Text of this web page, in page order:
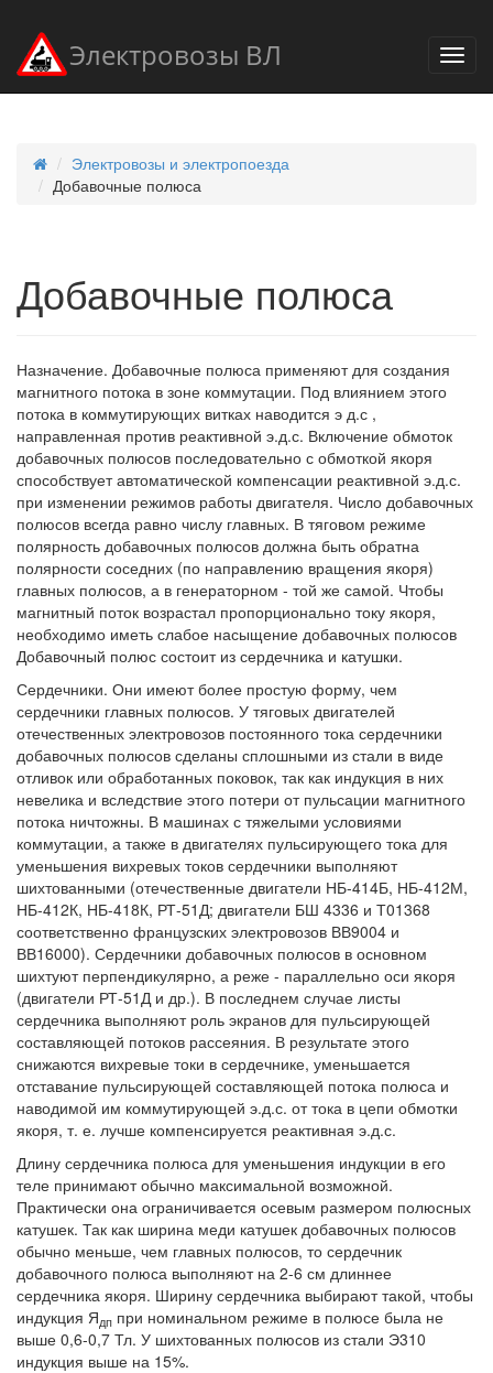
Электровозы ВЛ
Электровозы и электропоезда
Добавочные полюса
Добавочные полюса
Назначение. Добавочные полюса применяют для создания
магнитного потока в зоне коммутации. Под влиянием этого
потока в коммутирующих витках наводится э д.с ,
направленная против реактивной э.д.с. Включение обмоток
добавочных полюсов последовательно с обмоткой якоря
способствует автоматической компенсации реактивной э.д.с.
при изменении режимов работы двигателя. Число добавочных
полюсов всегда равно числу главных. В тяговом режиме
полярность добавочных полюсов должна быть обратна
полярности соседних (по направлению вращения якоря)
главных полюсов, а в генераторном - той же самой. Чтобы
магнитный поток возрастал пропорционально току якоря,
необходимо иметь слабое насыщение добавочных полюсов
Добавочный полюс состоит из сердечника и катушки.
Сердечники. Они имеют более простую форму, чем
сердечники главных полюсов. У тяговых двигателей
отечественных электровозов постоянного тока сердечники
добавочных полюсов сделаны сплошными из стали в виде
отливок или обработанных поковок, так как индукция в них
невелика и вследствие этого потери от пульсации магнитного
потока ничтожны. В машинах с тяжелыми условиями
коммутации, а также в двигателях пульсирующего тока для
уменьшения вихревых токов сердечники выполняют
шихтованными (отечественные двигатели НБ-414Б, НБ-412М,
НБ-412К, НБ-418К, РТ-51Д; двигатели БШ 4336 и Т01368
соответственно французских электровозов ВВ9004 и
ВВ16000). Сердечники добавочных полюсов в основном
шихтуют перпендикулярно, а реже - параллельно оси якоря
(двигатели РТ-51Д и др.). В последнем случае листы
сердечника выполняют роль экранов для пульсирующей
составляющей потоков рассеяния. В результате этого
снижаются вихревые токи в сердечнике, уменьшается
отставание пульсирующей составляющей потока полюса и
наводимой им коммутирующей э.д.с. от тока в цепи обмотки
якоря, т. е. лучше компенсируется реактивная э.д.с.
Длину сердечника полюса для уменьшения индукции в его
теле принимают обычно максимальной возможной.
Практически она ограничивается осевым размером полюсных
катушек. Так как ширина меди катушек добавочных полюсов
обычно меньше, чем главных полюсов, то сердечник
добавочного полюса выполняют на 2-6 см длиннее
сердечника якоря. Ширину сердечника выбирают такой, чтобы
индукция Ядп при номинальном режиме в полюсе была не
выше 0,6-0,7 Тл. У шихтованных полюсов из стали Э310
индукция выше на 15%.